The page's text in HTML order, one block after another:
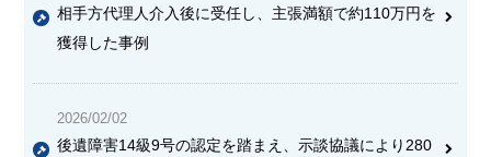
相手方代理人介入後に受任し、主張満額で約110万円を
獲得した事例
2026/02/02
後遺障害14級9号の認定を踏まえ、示談協議により280